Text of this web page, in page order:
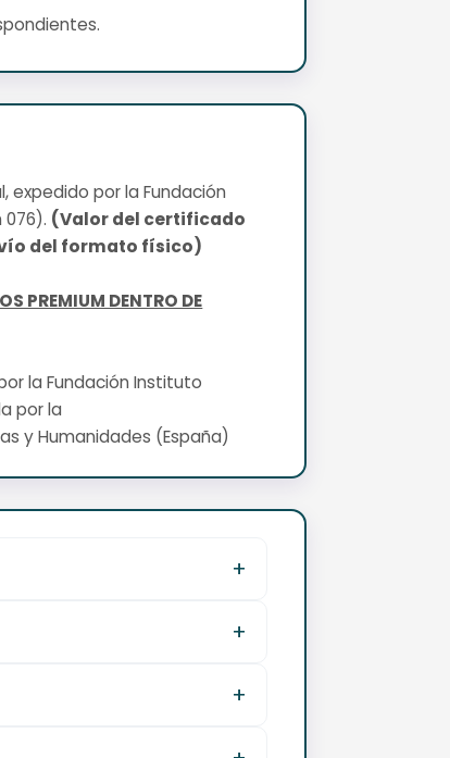
expedido por la Fundación
076). (Valor del certificado
del formato físico)
PREMIUM DENTRO DE
la Fundación Instituto
por la
y Humanidades (España)